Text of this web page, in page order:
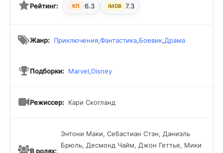
Рейтинг: КП 6.3 IMDB 7.3
Жанр: Приключения,Фантастика,Боевик,Драма
Подборки: Marvel,Disney
Режиссер: Кари Скогланд
В ролях:
Энтони Маки, Себастиан Стэн, Даниэль
Брюль, Десмонд Чайм, Джон Геттье, Мики